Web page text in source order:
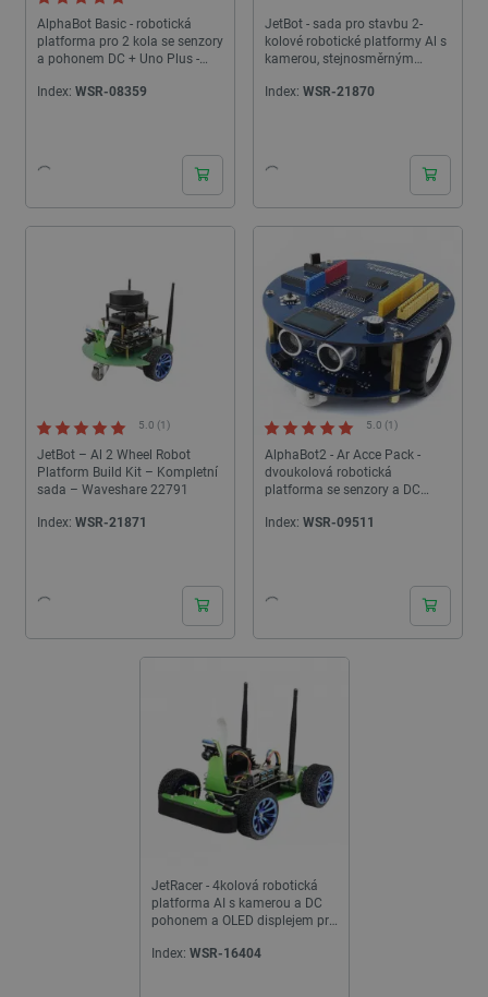
AlphaBot Basic - robotická
platforma pro 2 kola se senzory
a pohonem DC + Uno Plus -
Index: WSR-08359
JetBot - sada pro stavbu 2-
kolové robotické platformy Al s
kamerou, stejnosměrným
Index: WSR-21870
JetBot – Al 2 Wheel Robot
Platform Build Kit – Kompletní
sada – Waveshare 22791
5.0 (1)
Index: WSR-21871
AlphaBot2 - Ar Acce Pack -
dvoukolová robotická
platforma se senzory a DC
Waveshare 12911
5.0 (1)
Index: WSR-09511
JetRacer - 4kolová robotická
platforma AI s kamerou a DC
pohonem a OLED displejem pro
Waveshare...
Index: WSR-16404